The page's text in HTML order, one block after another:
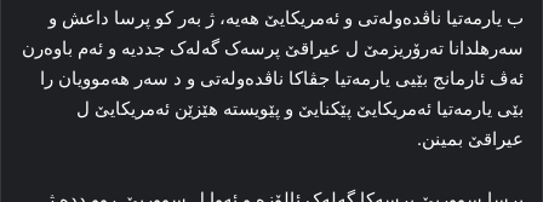
ب یارمه‌تیا ناڤده‌وله‌تی و ئەمریكایێ هه‌یه‌، ژ به‌ر کو پرسا داعش و
سه‌رهلدانا ته‌رۆریزمێ ل عیراقێ پرسه‌ک گه‌له‌ک جددیه‌ و ئه‌م باوه‌رن
ئه‌ڤ ئارمانج بێیی یارمه‌تیا جڤاکا ناڤده‌وله‌تی و د سه‌ر هه‌موویان را
بێی یارمەتیا ئەمریكایێ پێکنایێ و پێویسته‌ هێزێن ئەمریكایێ ل
عیراقێ بمینن.